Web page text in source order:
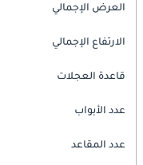
العرض الإجمالي
الارتفاع الإجمالي
قاعدة العجلات
عدد الأبواب
عدد المقاعد